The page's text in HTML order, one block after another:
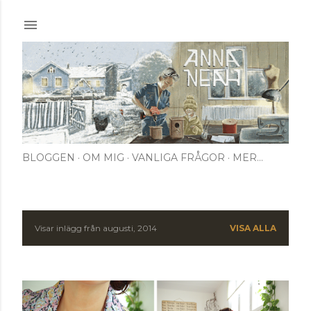
BLOGGEN OM MIG VANLIGA FRÅGOR MER…
I
l
Visar inlägg från augusti, 2014 VISA ALLA